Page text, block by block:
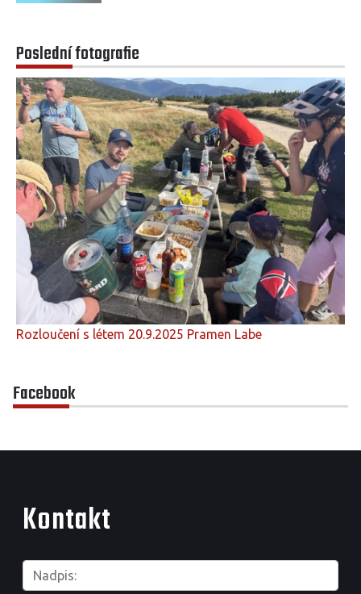
Poslední fotografie
Rozloučení s létem 20.9.2025 Pramen Labe
Facebook
Kontakt